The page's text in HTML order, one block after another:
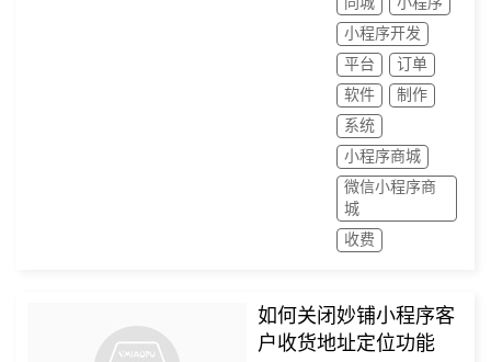
小程序开发
平台
订单
软件
制作
系统
小程序商城
微信小程序商
城
收费
如何关闭妙铺小程序客
户收货地址定位功能